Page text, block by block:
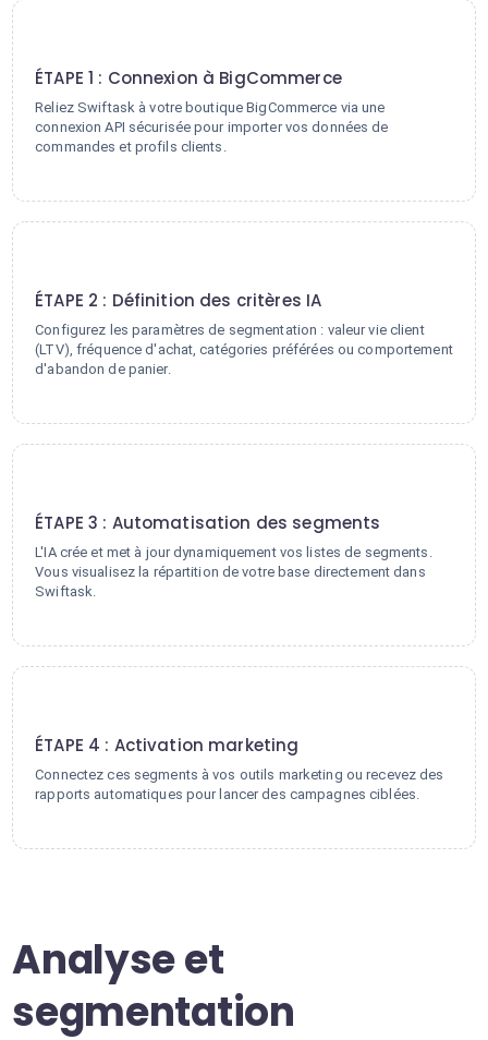
ÉTAPE 1 : Connexion à BigCommerce
Reliez Swiftask à votre boutique BigCommerce via une
connexion API sécurisée pour importer vos données de
commandes et profils clients.
ÉTAPE 2 : Définition des critères IA
Configurez les paramètres de segmentation : valeur vie client
(LTV), fréquence d'achat, catégories préférées ou comportement
d'abandon de panier.
ÉTAPE 3 : Automatisation des segments
L'IA crée et met à jour dynamiquement vos listes de segments.
Vous visualisez la répartition de votre base directement dans
Swiftask.
ÉTAPE 4 : Activation marketing
Connectez ces segments à vos outils marketing ou recevez des
rapports automatiques pour lancer des campagnes ciblées.
Analyse et
segmentation